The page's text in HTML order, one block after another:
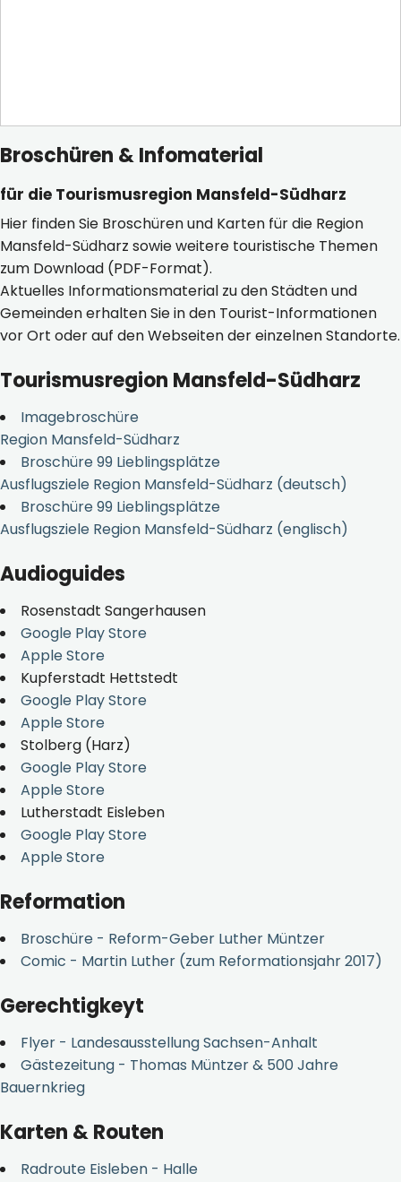
Broschüren & Infomaterial
für die Tourismusregion Mansfeld-Südharz
Hier finden Sie Broschüren und Karten für die Region
Mansfeld-Südharz sowie weitere touristische Themen
zum Download (PDF-Format).
Aktuelles Informationsmaterial zu den Städten und
Gemeinden erhalten Sie in den Tourist-Informationen
vor Ort oder auf den Webseiten der einzelnen Standorte.
Tourismusregion Mansfeld-Südharz
Imagebroschüre
Region Mansfeld-Südharz
Broschüre 99 Lieblingsplätze
Ausflugsziele Region Mansfeld-Südharz (deutsch)
Broschüre 99 Lieblingsplätze
Ausflugsziele Region Mansfeld-Südharz (englisch)
Audioguides
Rosenstadt Sangerhausen
Google Play Store
Apple Store
Kupferstadt Hettstedt
Google Play Store
Apple Store
Stolberg (Harz)
Google Play Store
Apple Store
Lutherstadt Eisleben
Google Play Store
Apple Store
Reformation
Broschüre - Reform-Geber Luther Müntzer
Comic - Martin Luther (zum Reformationsjahr 2017)
Gerechtigkeyt
Flyer - Landesausstellung Sachsen-Anhalt
Gästezeitung - Thomas Müntzer & 500 Jahre
Bauernkrieg
Karten & Routen
Radroute Eisleben - Halle